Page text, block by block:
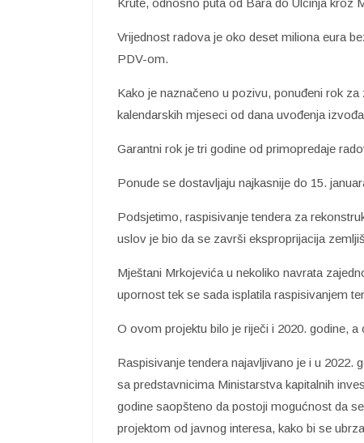
Krute, odnosno puta od Bara do Ulcinja kroz
Vrijednost radova je oko deset miliona eura
PDV-om.
Kako je naznačeno u pozivu, ponuđeni rok
kalendarskih mjeseci od dana uvođenja
Garantni rok je tri godine od primopredaje
Ponude se dostavljaju najkasnije do 15.
Podsjetimo, raspisivanje tendera za
uslov je bio da se završi eksproprijacija
Mještani Mrkojevića u nekoliko navrata
upornost tek se sada isplatila raspisivanjem
O ovom projektu bilo je riječi i 2020. godine,
Raspisivanje tendera najavljivano je i u 2022.
sa predstavnicima Ministarstva kapitalnih
godine saopšteno da postoji mogućnost da
projektom od javnog interesa, kako bi se